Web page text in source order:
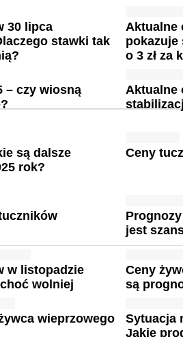
30 lipca
stawki tak
Aktualne
pokazuje
o 3 zł za
– czy wiosną
Aktualne
są dalsze
rok?
Ceny
jest
w listopadzie
wolniej
Ceny
są
wieprzowego
Sytuacja
Jakie